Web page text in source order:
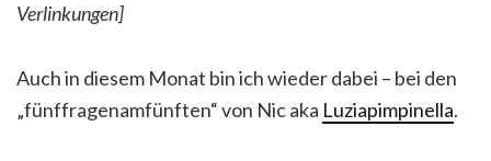
Verlinkungen]
Auch in diesem Monat bin ich wieder dabei – bei den
„fünffragenamfünften“ von Nic aka Luziapimpinella.